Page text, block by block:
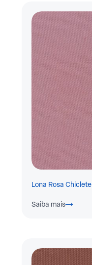
Lona Rosa Chiclete
Saiba mais